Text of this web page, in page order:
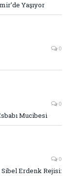
Yaşıyor
0
0
Mucibesi
0
Erdenk Rejisi: